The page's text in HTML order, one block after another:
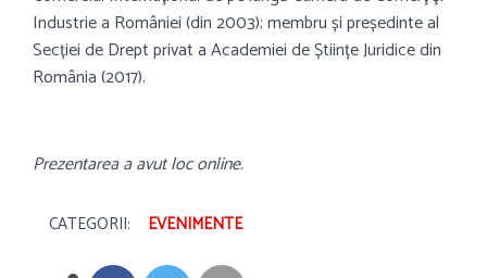
Industrie a României (din 2003); membru și președinte al
Secției de Drept privat a Academiei de Științe Juridice din
România (2017).
Prezentarea a avut loc online.
CATEGORII: EVENIMENTE